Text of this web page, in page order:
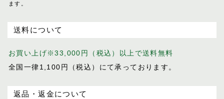
ます。
送料について
お買い上げ※33,000円（税込）以上で送料無料
全国一律1,100円（税込）にて承っております。
返品・返金について